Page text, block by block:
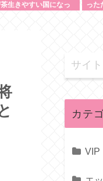
生きやすい国になっ
った
カテ
VIP